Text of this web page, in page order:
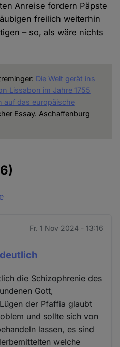
Anreise fordern Päpste
freilich weiterhin
– so, als wäre nichts
Die Welt gerät ins
Lissabon im Jahre 1755
auf das europäische
Essay. Aschaffenburg
Fr. 1 Nov 2024 - 13:16
die Schizophrenie des
Gott,
der Pfaffia glaubt
und sollte sich von
lassen, es sind
welche